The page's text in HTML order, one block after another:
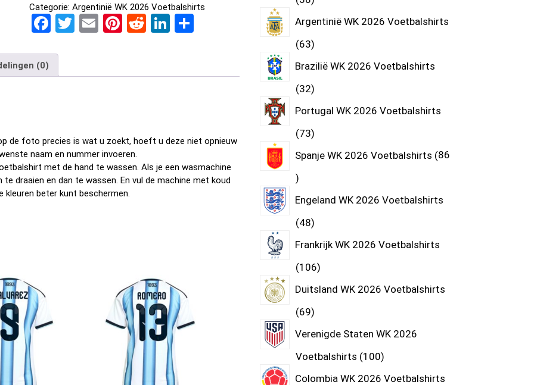
Categorie: Argentinië WK 2026 Voetbalshirts
F
ce
b
k
T
er
E Pi
es
R
di
Li
dI
D
n
(0)
de foto precies is wat u zoekt, hoeft u deze niet opnieuw
naam en nummer invoeren.
met de hand te wassen. Als je een wasmachine
draaien en dan te wassen. En vul de machine met koud
kleuren beter kunt beschermen.
Argentinië WK 2026 Voetbalshirts
63
Brazilië WK 2026 Voetbalshirts
32
Portugal WK 2026 Voetbalshirts
73
Spanje WK 2026 Voetbalshirts 86
Engeland WK 2026 Voetbalshirts
48
Frankrijk WK 2026 Voetbalshirts
106
Duitsland WK 2026 Voetbalshirts
69
Verenigde Staten WK 2026
Voetbalshirts 100
Colombia WK 2026 Voetbalshirts